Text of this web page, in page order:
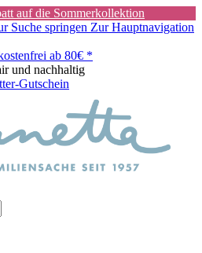
auf die Sommerkollektion
Suche springen Zur Hauptnavigation
ab 80€ *
und nachhaltig
Gutschein